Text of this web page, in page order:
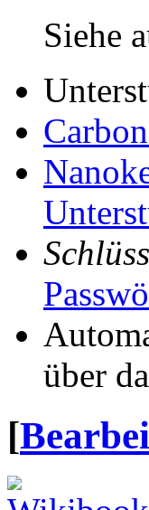
Siehe
über
[